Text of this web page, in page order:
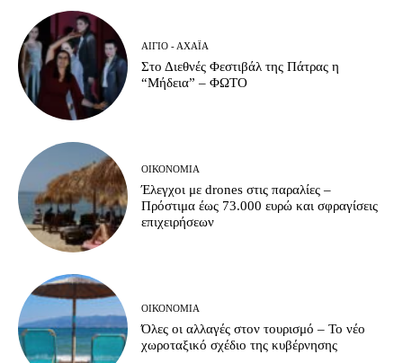
ΑΊΓΙΟ - ΑΧΑΪ́Α
Στο Διεθνές Φεστιβάλ της Πάτρας η
“Μήδεια” – ΦΩΤΟ
ΟΙΚΟΝΟΜΊΑ
Έλεγχοι με drones στις παραλίες –
Πρόστιμα έως 73.000 ευρώ και σφραγίσεις
επιχειρήσεων
ΟΙΚΟΝΟΜΊΑ
Όλες οι αλλαγές στον τουρισμό – Το νέο
χωροταξικό σχέδιο της κυβέρνησης